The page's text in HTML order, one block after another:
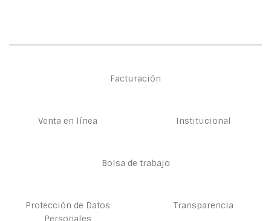
Facturación
Venta en línea Institucional
Bolsa de trabajo
Protección de Datos
Personales
Transparencia